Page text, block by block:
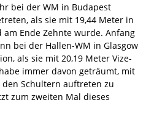
bei der WM in Budapest
als sie mit 19,44 Meter in
Ende Zehnte wurde. Anfang
bei der Hallen-WM in Glasgow
als sie mit 20,19 Meter Vize-
immer davon geträumt, mit
Schultern auftreten zu
zum zweiten Mal dieses